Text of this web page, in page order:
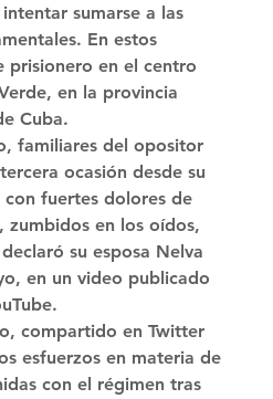
sumarse a las
En estos
prisionero en el centro
en la provincia
Cuba.
familiares del opositor
ocasión desde su
con fuertes dolores de
zumbidos en los oídos,
su esposa Nelva
en un video publicado
compartido en Twitter
esfuerzos en materia de
con el régimen tras